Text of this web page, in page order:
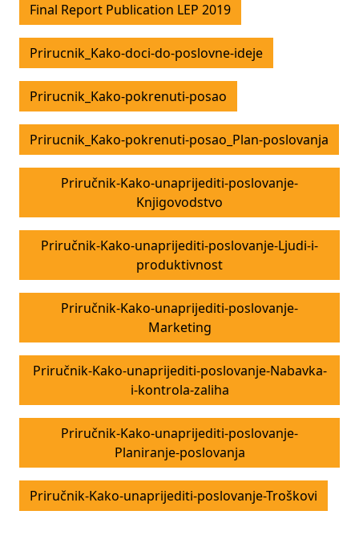
Final Report Publication LEP 2019
Prirucnik_Kako-doci-do-poslovne-ideje
Prirucnik_Kako-pokrenuti-posao
Prirucnik_Kako-pokrenuti-posao_Plan-poslovanja
Priručnik-Kako-unaprijediti-poslovanje-
Knjigovodstvo
Priručnik-Kako-unaprijediti-poslovanje-Ljudi-i-
produktivnost
Priručnik-Kako-unaprijediti-poslovanje-
Marketing
Priručnik-Kako-unaprijediti-poslovanje-Nabavka-
i-kontrola-zaliha
Priručnik-Kako-unaprijediti-poslovanje-
Planiranje-poslovanja
Priručnik-Kako-unaprijediti-poslovanje-Troškovi